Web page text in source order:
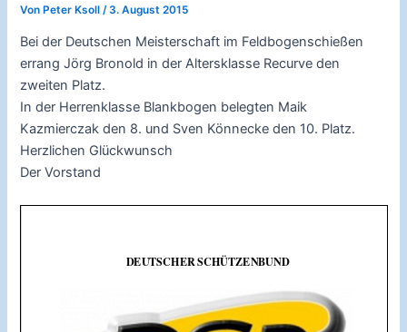
VonPeter Ksoll /3. August 2015
Bei der Deutschen Meisterschaft im Feldbogenschießen
errang Jörg Bronold in der Altersklasse Recurve den
zweiten Platz.
In der Herrenklasse Blankbogen belegten Maik
Kazmierczak den 8. und Sven Könnecke den 10. Platz.
Herzlichen Glückwunsch
Der Vorstand